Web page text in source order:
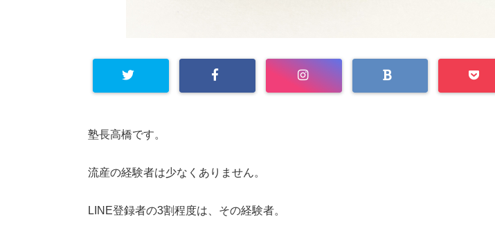
塾長高橋です。
流産の経験者は少なくありません。
LINE登録者の3割程度は、その経験者。